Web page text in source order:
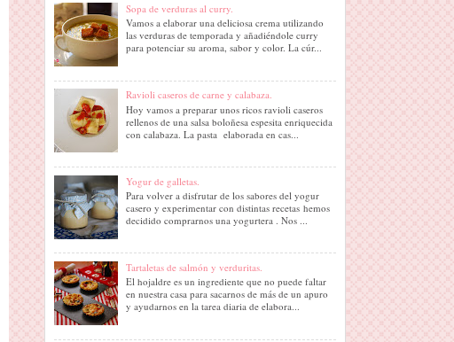
Sopa de verduras al curry.
Vamos a elaborar una deliciosa crema utilizando
las verduras de temporada y añadiéndole curry
para potenciar su aroma, sabor y color. La cúr...
Ravioli caseros de carne y calabaza.
Hoy vamos a preparar unos ricos ravioli caseros
rellenos de una salsa boloñesa espesita enriquecida
con calabaza. La pasta elaborada en cas...
Yogur de galletas.
Para volver a disfrutar de los sabores del yogur
casero y experimentar con distintas recetas hemos
decidido comprarnos una yogurtera . Nos ...
Tartaletas de salmón y verduritas.
El hojaldre es un ingrediente que no puede faltar
en nuestra casa para sacarnos de más de un apuro
y ayudarnos en la tarea diaria de elabora...